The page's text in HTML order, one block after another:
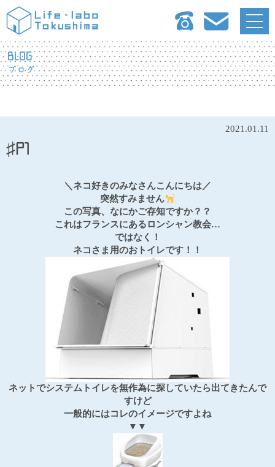
BLOG
ブログ
2021.01.11
♯P1
＼ネコ好きのみなさんこんにちは／
突然すみません
この写真、なにかご存知ですか？？
これはフランスにあるロンシャン教会…
ではなく！
ネコさま用のおトイレです！！
ネットでシステムトイレを無作為に探していたら出てきたんで
すけど
一般的にはコレのイメージですよね
▼▼